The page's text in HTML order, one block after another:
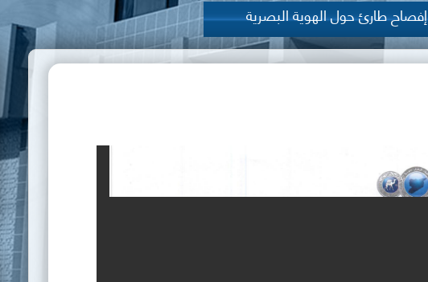
إفصاح طارئ حول الهوية البصرية